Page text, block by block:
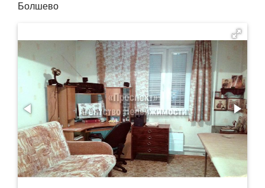
Болшево